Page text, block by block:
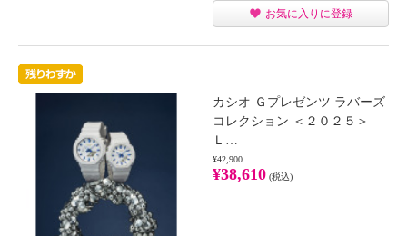
お気に入りに登録
カシオ Ｇプレゼンツ ラバーズ
コレクション ＜２０２５＞
Ｌ…
¥42,900
¥38,610 (税込)